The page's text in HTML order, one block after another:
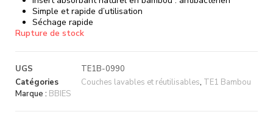
Simple et rapide d’utilisation
Séchage rapide
Rupture de stock
UGS
TE1B-0990
Catégories
Couches lavables et réutilisables, TE1 Bambou
Marque : BBIES